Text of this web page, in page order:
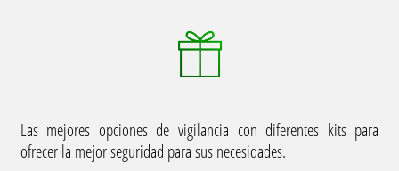
Las mejores opciones de vigilancia con diferentes kits para
ofrecer la mejor seguridad para sus necesidades.